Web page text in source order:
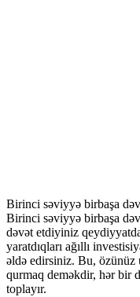
Birinci səviyyə birbaşa
Birinci səviyyə birbaşa
dəvət etdiyiniz
yaratdıqları ağıllı
əldə edirsiniz. Bu, özünüz
qurmaq deməkdir, hər bir
toplayır.